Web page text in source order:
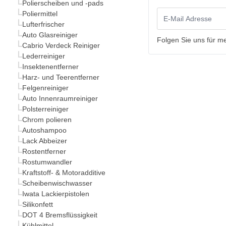
Folgen Sie uns für
Polierscheiben und -pads
Poliermittel
Lufterfrischer
Auto Glasreiniger
Cabrio Verdeck Reiniger
Lederreiniger
Insektenentferner
Harz- und Teerentferner
Felgenreiniger
Auto Innenraumreiniger
Polsterreiniger
Chrom polieren
Autoshampoo
Lack Abbeizer
Rostentferner
Rostumwandler
Kraftstoff- & Motoradditive
Scheibenwischwasser
Iwata Lackierpistolen
Silikonfett
DOT 4 Bremsflüssigkeit